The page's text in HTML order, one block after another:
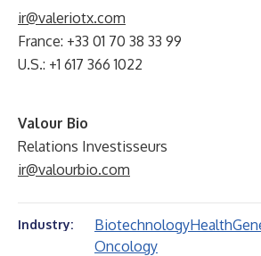
ir@valeriotx.com
France: +33 01 70 38 33 99
U.S.: +1 617 366 1022
Valour Bio
Relations Investisseurs
ir@valourbio.com
Industry: BiotechnologyHealth
Oncology